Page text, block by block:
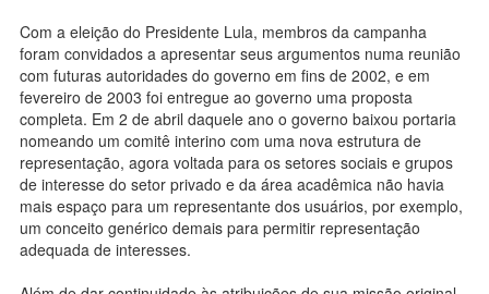
Com a eleição do Presidente Lula, membros da campanha
foram convidados a apresentar seus argumentos numa reunião
com futuras autoridades do governo em fins de 2002, e em
fevereiro de 2003 foi entregue ao governo uma proposta
completa. Em 2 de abril daquele ano o governo baixou portaria
nomeando um comitê interino com uma nova estrutura de
representação, agora voltada para os setores sociais e grupos
de interesse do setor privado e da área acadêmica não havia
mais espaço para um representante dos usuários, por exemplo,
um conceito genérico demais para permitir representação
adequada de interesses.